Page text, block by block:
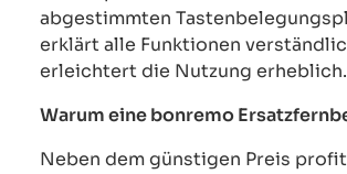
abgestimmten
erklärt alle Funktionen
erleichtert die Nutzung erheblich.
Warum eine bonremo
Neben dem günstigen Preis